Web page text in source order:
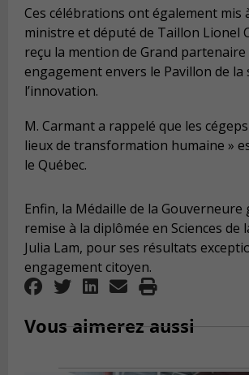
Ces célébrations ont également mis
ministre et député de Taillon Lionel
reçu la mention de Grand
engagement envers le Pavillon de la
l’innovation.
M. Carmant a rappelé que les
lieux de transformation humaine »
le Québec.
Enfin, la Médaille de la Gouverneure
remise à la diplômée en Sciences de
Julia Lam, pour ses résultats
engagement citoyen.
Vous aimerez aussi